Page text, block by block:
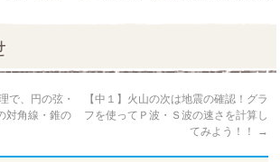
で、円の弦・
対角線・錐の
【中１】火山の次は地震の確認！グラ
フを使ってＰ波・Ｓ波の速さを計算し
てみよう！！
→